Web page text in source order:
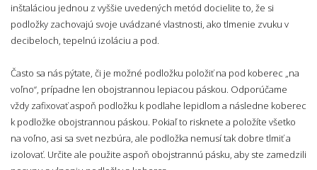
inštaláciou jednou z vyššie uvedených metód docielite to, že si
podložky zachovajú svoje uvádzané vlastnosti, ako tlmenie zvuku v
decibeloch, tepelnú izoláciu a pod.
Často sa nás pýtate, či je možné podložku položiť na pod koberec „na
voľno“, prípadne len obojstrannou lepiacou páskou. Odporúčame
vždy zafixovať aspoň podložku k podlahe lepidlom a následne koberec
k podložke obojstrannou páskou. Pokiaľ to risknete a položíte všetko
na voľno, asi sa svet nezbúra, ale podložka nemusí tak dobre tlmiť a
izolovať. Určite ale použite aspoň obojstrannú pásku, aby ste zamedzili